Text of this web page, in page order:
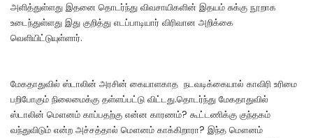
அளித்துள்ளது இதனை தொடர்ந்து விவசாயிகளின் இதயம் சுக்கு நூறாக
உடைந்துள்ளது இது குறித்து எடப்பாடியார் விரிவான அறிக்கை
வெளியிட்டுயுள்ளார்.
மேகதாதுவில் ஸ்டாலின் அரசின் கையாளகாத நடவடிக்கையால் காவிரி உரிமை
பறிபோகும் நிலைமைக்கு தள்ளப்பட்டு விட்டது.தொடர்ந்து மேகதாதுவில்
ஸ்டாலின் மௌனம் காப்பதற்கு என்ன காரணம்? கூட்டணிக்கு குந்தகம்
வந்துவிடும் என்ற அச்சத்தால் மௌனம் காக்கிறாரா? இந்த மௌனம்